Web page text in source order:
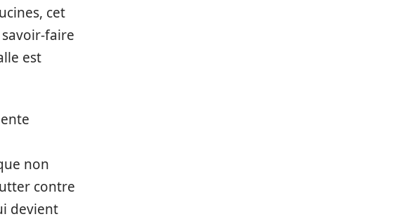
cet
faire
est
non
contre
devient